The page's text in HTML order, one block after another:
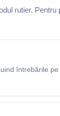
rutier.
întrebările